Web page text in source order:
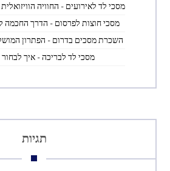
מסכי לד לאירועים – החוויה
מסכי חוצות לפרסום – הדרך החכמה
השכרת מסכים בדרום – הפתרון
מסכי לד לבריכה – איך
תגיות